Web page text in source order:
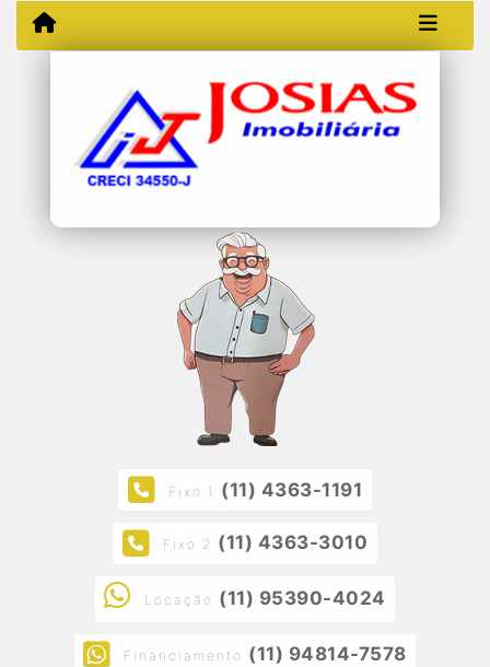
Fixo 1 (11) 4363-1191
Fixo 2 (11) 4363-3010
Locação (11) 95390-4024
Financiamento (11) 94814-7578